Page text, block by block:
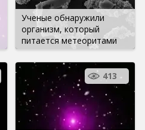
Ученые обнаружили
организм, который
питается метеоритами
413